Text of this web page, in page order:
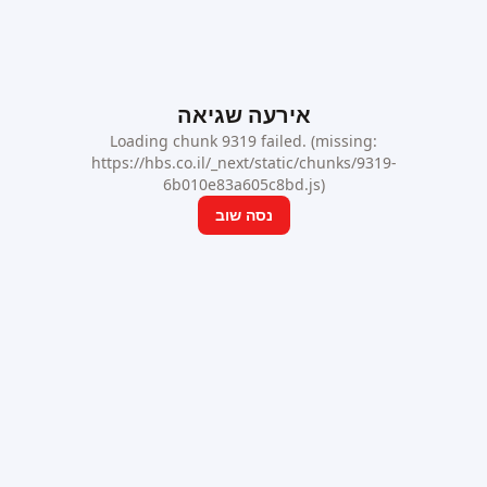
אירעה שגיאה
Loading chunk 9319 failed. (missing:
https://hbs.co.il/_next/static/chunks/9319-
6b010e83a605c8bd.js)